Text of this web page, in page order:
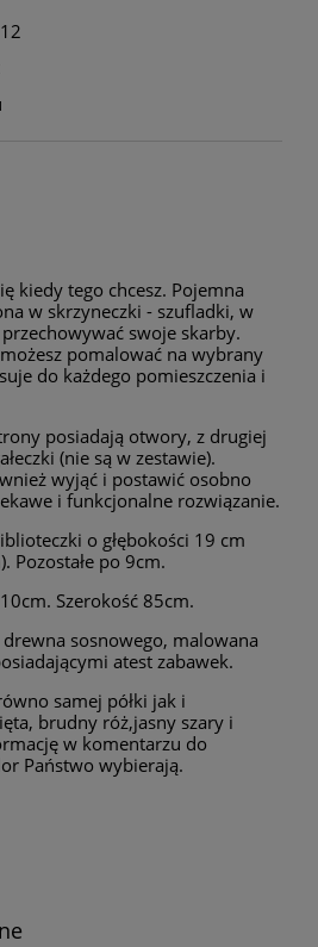
kiedy tego chcesz. Pojemna
w skrzyneczki - szufladki, w
swoje skarby.
pomalować na wybrany
do każdego pomieszczenia i
posiadają otwory, z drugiej
(nie są w zestawie).
wyjąć i postawić osobno
i funkcjonalne rozwiązanie.
o głębokości 19 cm
Pozostałe po 9cm.
Szerokość 85cm.
drewna sosnowego, malowana
atest zabawek.
samej półki jak i
brudny róż,jasny szary i
w komentarzu do
Państwo wybierają.